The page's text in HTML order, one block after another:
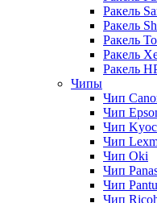
Ракель
Ракель
Ракель
Ракель
Ракель
Чипы
Чип
Чип
Чип
Чип
Чип Oki
Чип
Чип
Чип